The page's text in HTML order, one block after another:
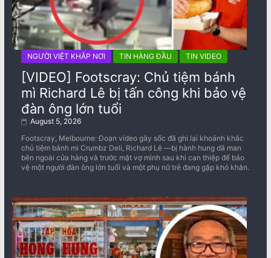
NGƯỜI VIỆT KHẮP NƠI TIN HÀNG ĐẦU TIN VIDEO
[VIDEO] Footscray: Chủ tiệm bánh
mì Richard Lê bị tấn công khi bảo vệ
đàn ông lớn tuổi
August 5, 2026
Footscray, Melbourne: Đoạn video gây sốc đã ghi lại khoảnh khắc
chủ tiệm bánh mì Crumbz Deli, Richard Lê —bị hành hung dã man
bên ngoài cửa hàng và trước mặt vợ mình sau khi can thiệp để bảo
vệ một người đàn ông lớn tuổi và một phụ nữ trẻ đang gặp khó khăn.